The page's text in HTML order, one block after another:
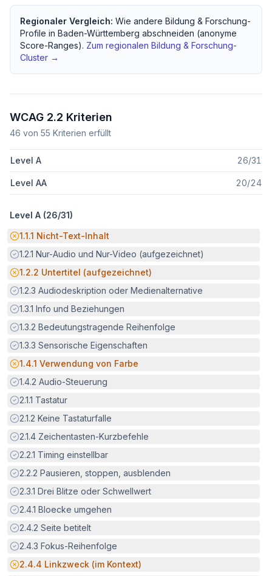
Regionaler Vergleich: Wie andere Bildung & Forschung-
Profile in Baden-Württemberg abschneiden (anonyme
Score-Ranges). Zum regionalen Bildung & Forschung-
Cluster →
WCAG 2.2 Kriterien
46 von 55 Kriterien erfüllt
Level A 26/31
Level AA 20/24
Level A (26/31)
Potenzielle Barriere:
1.1.1 Nicht-Text-Inhalt
Erfüllt:
1.2.1 Nur-Audio und Nur-Video (aufgezeichnet)
Potenzielle Barriere:
1.2.2 Untertitel (aufgezeichnet)
Erfüllt:
1.2.3 Audiodeskription oder Medienalternative
Erfüllt:
1.3.1 Info und Beziehungen
Erfüllt:
1.3.2 Bedeutungstragende Reihenfolge
Erfüllt:
1.3.3 Sensorische Eigenschaften
Potenzielle Barriere:
1.4.1 Verwendung von Farbe
Erfüllt:
1.4.2 Audio-Steuerung
Erfüllt:
2.1.1 Tastatur
Erfüllt:
2.1.2 Keine Tastaturfalle
Erfüllt:
2.1.4 Zeichentasten-Kurzbefehle
Erfüllt:
2.2.1 Timing einstellbar
Erfüllt:
2.2.2 Pausieren, stoppen, ausblenden
Erfüllt:
2.3.1 Drei Blitze oder Schwellwert
Erfüllt:
2.4.1 Bloecke umgehen
Erfüllt:
2.4.2 Seite betitelt
Erfüllt:
2.4.3 Fokus-Reihenfolge
Potenzielle Barriere:
2.4.4 Linkzweck (im Kontext)